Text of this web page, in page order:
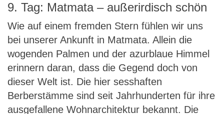
9. Tag: Matmata – außerirdisch schön
Wie auf einem fremden Stern fühlen wir uns
bei unserer Ankunft in Matmata. Allein die
wogenden Palmen und der azurblaue Himmel
erinnern daran, dass die Gegend doch von
dieser Welt ist. Die hier sesshaften
Berberstämme sind seit Jahrhunderten für ihre
ausgefallene Wohnarchitektur bekannt. Die